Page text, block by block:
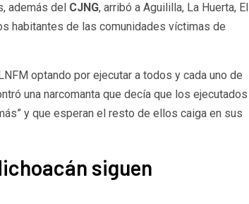
además del CJNG, arribó a Aguililla, La Huerta, El
habitantes de las comunidades víctimas de
optando por ejecutar a todos y cada uno de
una narcomanta que decía que los ejecutados
y que esperan el resto de ellos caiga en sus
siguen